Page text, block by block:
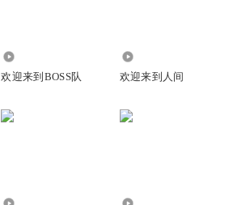
欢迎来到BOSS队 欢迎来到人间